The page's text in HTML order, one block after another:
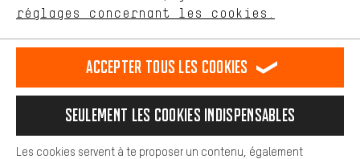
français english
EN Deutsch español
RÉSILIER LE CONTRAT Communauté d'Aix-la-Chapelle
Programme d'affiliation Mentions Légales Protection des données
Conditions générales de vente Plateforme d'Alerte
Reprise des batteries Corepile Paramètres de cookies
réglages concernant les cookies.
Plus de confort
est plus confortable. Avec les cookies de confort, nous
Nous pouvons ainsi mettre à ta disposition d'autres contenus et
informations utiles. De plus, tu as la possibilité d'utiliser des
facilement les bons produits. Par exemple, nous proposons une
facilement aux questions.
Accepter tous les cookies
Seulement les cookies indispensables
Les cookies servent à te proposer un contenu, également